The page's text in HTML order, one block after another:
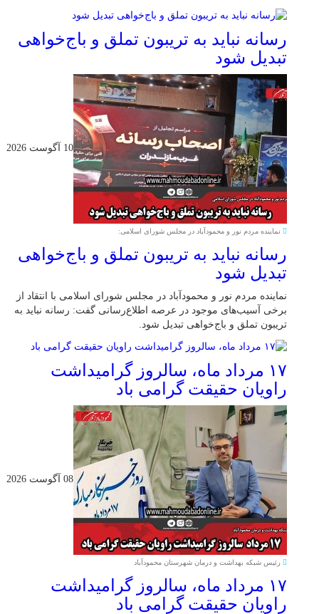
رسانه نباید به تریبون تملق و باج‌خواهی
تبدیل شود
10 آگوست 2026
نماینده مردم نور و محمودآباد در مجلس شورای اسلامی:
رسانه نباید به تریبون تملق و باج‌خواهی
تبدیل شود
نماینده مردم نور و محمودآباد در مجلس شورای اسلامی با انتقاد از
برخی آسیب‌های موجود در عرصه اطلاع‌رسانی گفت: رسانه نباید به
تریبون تملق و باج‌خواهی تبدیل شود.
۱۷ مرداد ماه، سالروز گرامیداشت
راویان حقیقت گرامی باد
08 آگوست 2026
رئیس شبکه بهداشت و درمان شهرستان محمودآباد
۱۷ مرداد ماه، سالروز گرامیداشت
راویان حقیقت گرامی باد